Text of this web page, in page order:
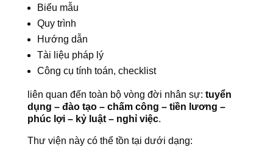
Biểu mẫu
Quy trình
Hướng dẫn
Tài liệu pháp lý
Công cụ tính toán, checklist
liên quan đến toàn bộ vòng đời nhân sự: tuyển
dụng – đào tạo – chấm công – tiền lương –
phúc lợi – kỷ luật – nghỉ việc.
Thư viện này có thể tồn tại dưới dạng: